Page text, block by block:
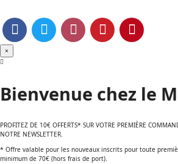
×
Bienvenue chez le
PROFITEZ DE 10€ OFFERTS* SUR VOTRE PREMIÈRE
NOTRE NEWSLETTER.
* Offre valable pour les nouveaux inscrits pour toute
minimum de 70€ (hors frais de port).